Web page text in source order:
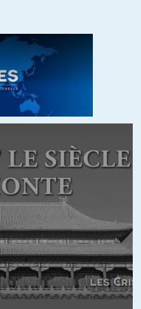
la fin c’est lui qui va
digne des tribunaux
s’occupera bien de toi